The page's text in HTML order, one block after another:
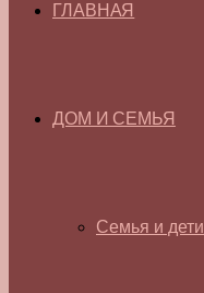
ГЛАВНАЯ
ДОМ И СЕМЬЯ
Семья и дети